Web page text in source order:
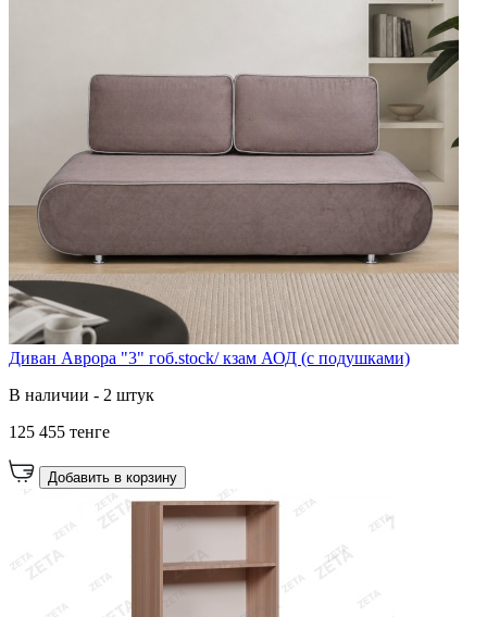
Диван Аврора "3" гоб.stock/ кзам АОД (с подушками)
В наличии - 2 штук
125 455 тенге
Добавить в корзину